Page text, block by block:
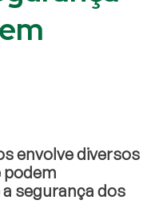
envolve diversos
podem
segurança dos